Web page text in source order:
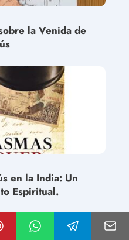
la Venida de
en la India: Un
Espiritual.